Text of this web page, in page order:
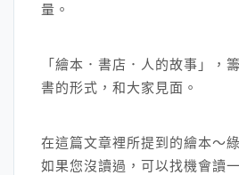
量。
「繪本．書店．人的故事」，
書的形式，和大家見面。
在這篇文章裡所提到的繪本～
如果您沒讀過，可以找機會讀